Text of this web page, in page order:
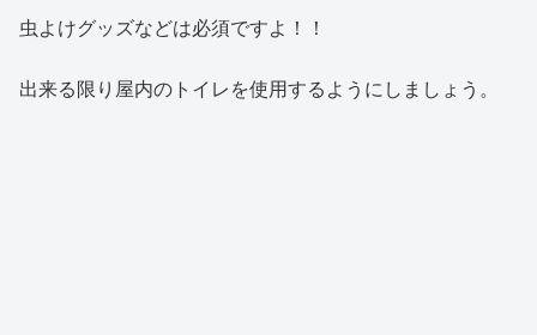
虫よけグッズなどは必須ですよ！！
出来る限り屋内のトイレを使用するようにしましょう。